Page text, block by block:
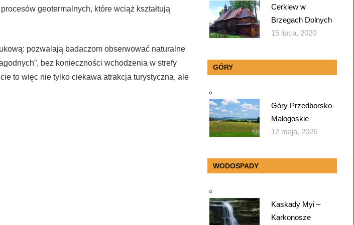
geotermalnych, które wciąż kształtują
pozwalają badaczom obserwować naturalne
bez konieczności wchodzenia w strefy
to więc nie tylko ciekawa atrakcja turystyczna, ale
Cerkiew w
Brzegach Dolnych
15 lipca, 2020
GÓRY
Góry Przedborsko-
Małogoskie
12 maja, 2026
WODOSPADY
Kaskady Myi –
Karkonosze